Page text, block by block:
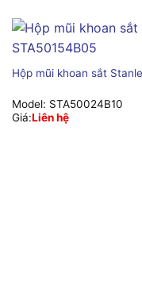
Hộp mũi khoan sắt
Model: STA50024B10
Giá:Liên hệ